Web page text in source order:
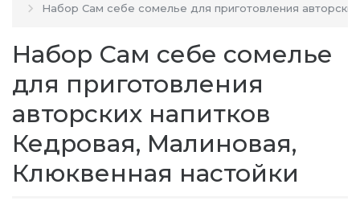
Набор Сам себе сомелье для приготовления
Набор Сам себе сомелье
для приготовления
авторских напитков
Кедровая, Малиновая,
Клюквенная настойки